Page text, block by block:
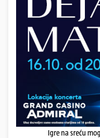
Igre na sreću